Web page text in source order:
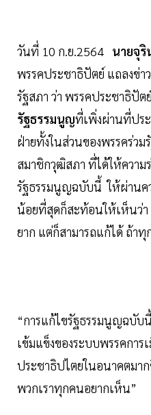
วันที่ 10 ก.ย.2564 นายจุ
พรรคประชาธิปัตย์ แถลงข่า
รัฐสภา ว่า พรรคประชาธิปัต
รัฐธรรมนูญที่เพิ่งผ่านที่ปร
ฝ่ายทั้งในส่วนของพรรคร่ว
สมาชิกวุฒิสภา ที่ได้ให้ความ
รัฐธรรมนูญฉบับนี้ ให้ผ่านค
น้อยที่สุดก็สะท้อนให้เห็นว่า
ยาก แต่ก็สามารถแก้ได้ ถ้าทุ
“การแก้ไขรัฐธรรมนูญฉบับ
เข้มแข็งของระบบพรรคการ
ประชาธิปไตยในอนาคตมา
พวกเราทุกคนอยากเห็น”